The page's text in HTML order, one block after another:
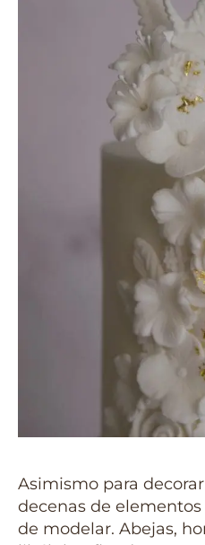
Asimismo para
decenas de
de modelar. Abejas,